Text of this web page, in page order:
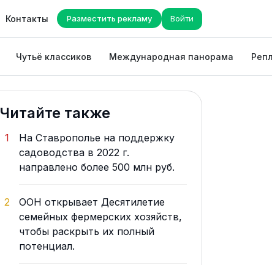
Контакты Разместить рекламу Войти
Чутьё классиков Международная панорама
Читайте также
1
На Ставрополье на поддержку
садоводства в 2022 г.
направлено более 500 млн руб.
2
ООН открывает Десятилетие
семейных фермерских хозяйств,
чтобы раскрыть их полный
потенциал.